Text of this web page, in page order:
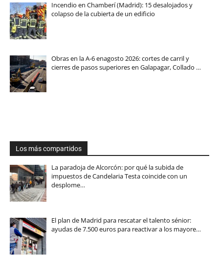
Incendio en Chamberí (Madrid): 15 desalojados y
colapso de la cubierta de un edificio
Obras en la A-6 enagosto 2026: cortes de carril y
cierres de pasos superiores en Galapagar, Collado …
Los más compartidos
La paradoja de Alcorcón: por qué la subida de
impuestos de Candelaria Testa coincide con un
desplome…
El plan de Madrid para rescatar el talento sénior:
ayudas de 7.500 euros para reactivar a los mayore…